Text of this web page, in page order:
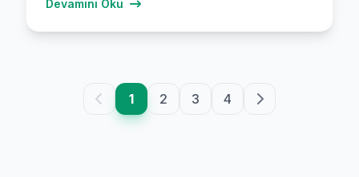
Devamını Oku
1 2 3 4